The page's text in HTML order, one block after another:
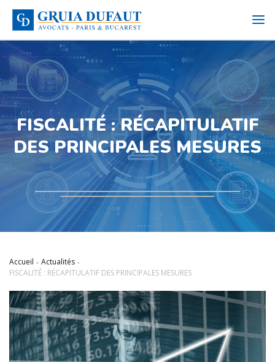
FISCALITÉ : RÉCAPITULATIF
DES PRINCIPALES MESURES
Accueil
Actualités
FISCALITÉ : RÉCAPITULATIF DES PRINCIPALES MESURES